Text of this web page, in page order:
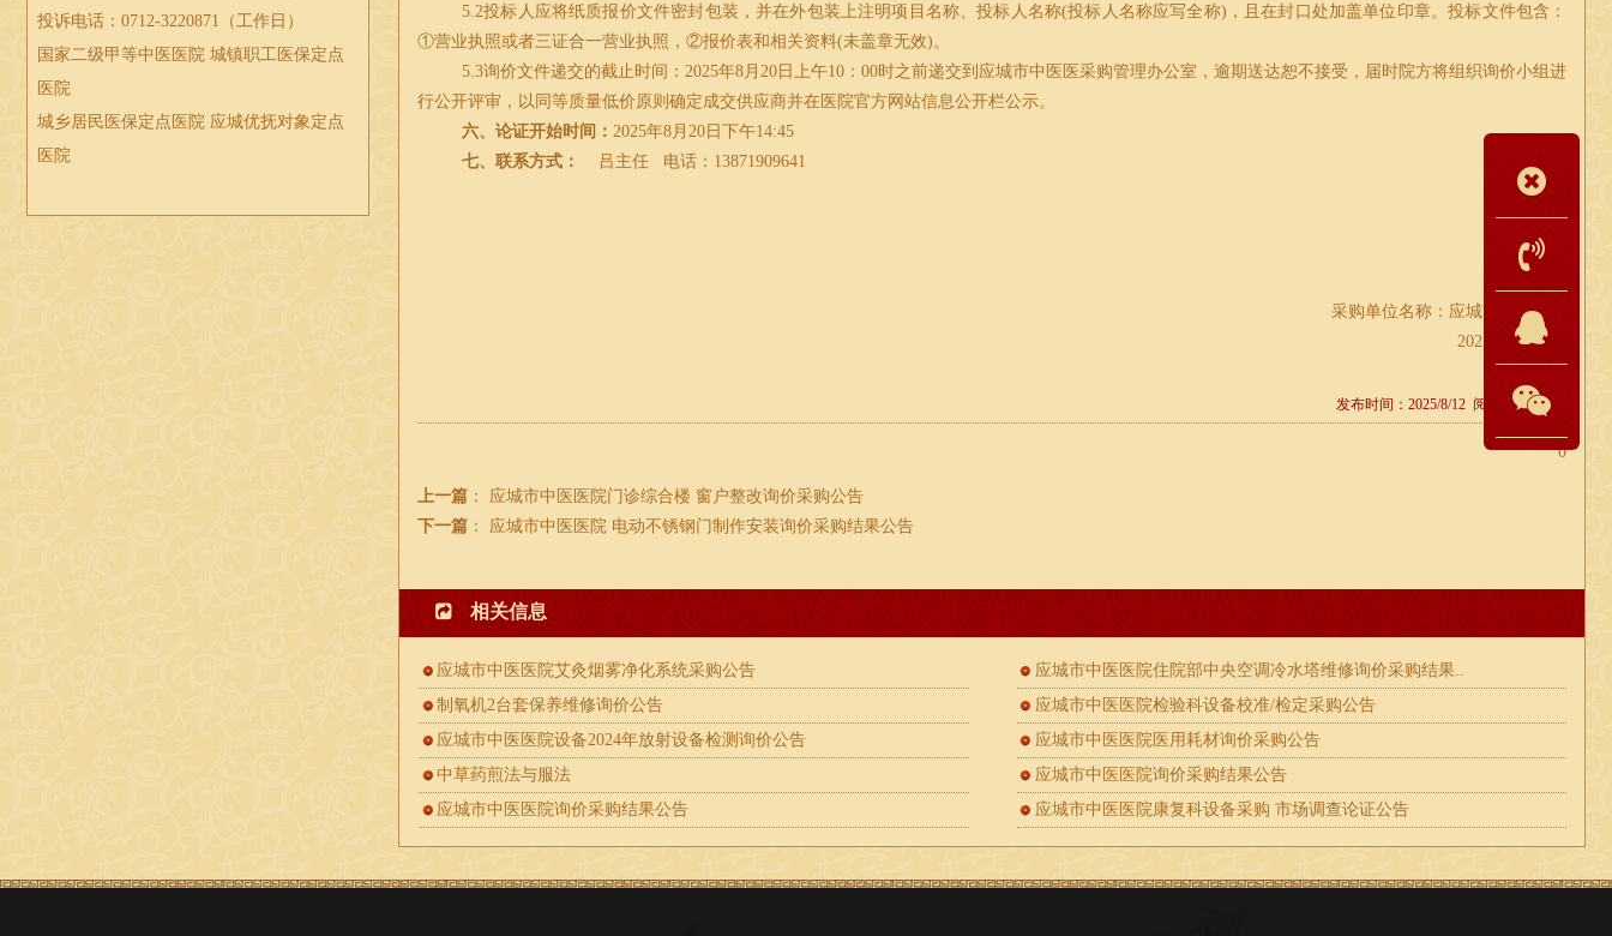
投诉电话：0712-3220871（工作日）
国家二级甲等中医医院 城镇职工医保定点
医院
城乡居民医保定点医院 应城优抚对象定点
医院
5.2投标人应将纸质报价文件密封包装，并在外包装上注明项目名称、投标人名称(投标人名称应写全称) ，且在封口处加盖单位印章。投标文件包含：
①营业执照或者三证合一营业执照，②报价表和相关资料(未盖章无效) 。
5.3询价文件递交的截止时间： 2025年8 月 20 日上午10 ：00时之前递交到应城市中医医采购管理办公室，逾期送达恕不接受，届时院方将组织询价小组进
行公开评审，以同等质量低价原则确定成交供应商并在医院官方网站信息公开栏公示。
六、论证开始时间： 2025年8 月 20 日下午14:45
七、联系方式：
吕主任 电话： 13871909641
采购单位名称：应城市中医医院
2025年
8月12
发布时间：2025/8/12 阅读：11609次
0
上一篇： 应城市中医医院门诊综合楼 窗户整改询价采购公告
下一篇： 应城市中医医院 电动不锈钢门制作安装询价采购结果公告
相关信息
应城市中医医院艾灸烟雾净化系统采购公告
应城市中医医院住院部中央空调冷水塔维修询价采购结果..
制氧机2台套保养维修询价公告
应城市中医医院检验科设备校准/检定采购公告
应城市中医医院设备2024年放射设备检测询价公告
应城市中医医院医用耗材询价采购公告
中草药煎法与服法
应城市中医医院询价采购结果公告
应城市中医医院询价采购结果公告
应城市中医医院康复科设备采购 市场调查论证公告